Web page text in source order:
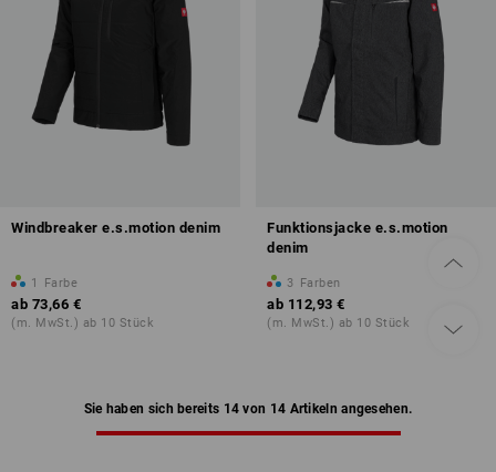
Windbreaker e.s.motion denim
1 Farbe
ab 73,66 €
(m. MwSt.) ab 10 Stück
Funktionsjacke e.s.motion
denim
3 Farben
ab 112,93 €
(m. MwSt.) ab 10 Stück
Sie haben sich bereits 14 von 14 Artikeln angesehen.